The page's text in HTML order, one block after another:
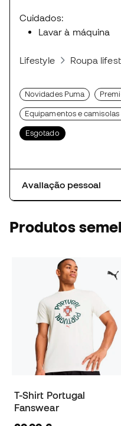
Cuidados:
Lavar à máquina
Lifestyle Roupa
Novidades Puma
Equipamentos e
Esgotado
Avaliação pessoal
Produtos
T-Shirt Portugal
Fanswear